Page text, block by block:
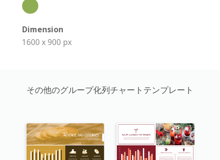
Dimension
1600 x 900 px
その他のグループ化列チャートテンプレート